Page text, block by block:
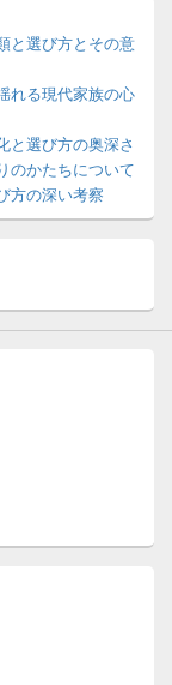
と選び方とその意
れる現代家族の心
と選び方の奥深さ
のかたちについて
方の深い考察